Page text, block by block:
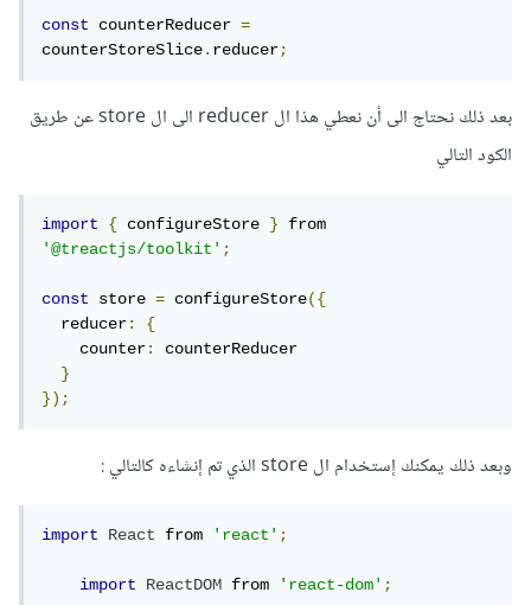
const counterReducer =
counterStoreSlice.reducer;
بعد ذلك نحتاج الى أن نعطي هذا ال reducer الى ال store عن طريق
الكود التالي
import { configureStore }
'@treactjs/toolkit';
const store = configureStore({
  reducer
:
{
    counter
:
counterReducer
}
});
وبعد ذلك يمكنك إستخدام ال store الذي تم إنشاءه كالتالي :
import React from 'react';
import ReactDOM from 'react-dom';